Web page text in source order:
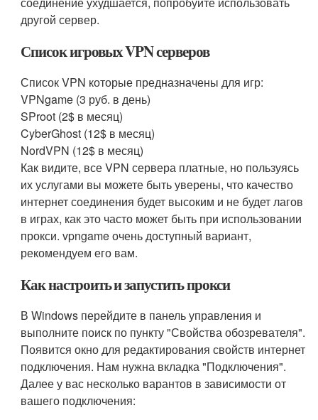
другой сервер.
Список игровых VPN серверов
Список VPN которые предназначены для игр:
VPNgame (3 руб. в день)
SProot (2$ в месяц)
CyberGhost (12$ в месяц)
NordVPN (12$ в месяц)
Как видите, все VPN сервера платные, но пользуясь
их услугами вы можете быть уверены, что качество
интернет соединения будет высоким и не будет лагов
в играх, как это часто может быть при использовании
прокси. vpngame очень доступный вариант,
рекомендуем его вам.
Как настроить и запустить прокси
В Windows перейдите в панель управления и
выполните поиск по пункту "Свойства обозревателя".
Появится окно для редактирования свойств интернет
подключения. Нам нужна вкладка "Подключения".
Далее у вас несколько варантов в зависимости от
вашего подключения: